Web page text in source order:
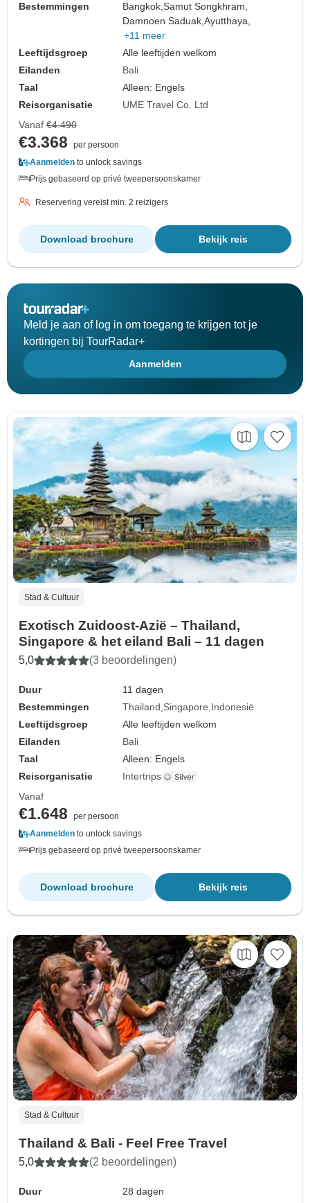
Bestemmingen
Bangkok,Samut Songkhram,
Damnoen Saduak,Ayutthaya,
+11 meer
Leeftijdsgroep
Alle leeftijden welkom
Eilanden
Bali
Taal
Alleen: Engels
Reisorganisatie
UME Travel Co. Ltd
Vanaf €4.490
€3.368
per persoon
Aanmelden to unlock savings
Prijs gebaseerd op privé tweepersoonskamer
Reservering vereist min. 2 reizigers
Bekijk reis
Download brochure
Meld je aan of log in om toegang te krijgen tot je
kortingen bij TourRadar+
Aanmelden
Stad & Cultuur
Exotisch Zuidoost-Azië – Thailand,
Singapore & het eiland Bali – 11 dagen
5,0 (3 beoordelingen)
Duur
11 dagen
Bestemmingen
Thailand Singapore Indonesië
Leeftijdsgroep
Alle leeftijden welkom
Eilanden
Bali
Taal
Alleen: Engels
Reisorganisatie
Intertrips
Vanaf
€1.648
per persoon
Aanmelden to unlock savings
Prijs gebaseerd op privé tweepersoonskamer
Bekijk reis
Download brochure
Stad & Cultuur
Thailand & Bali - Feel Free Travel
5,0 (2 beoordelingen)
Duur 28 dagen